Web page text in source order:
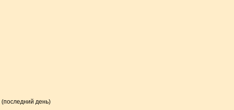
(последний день)